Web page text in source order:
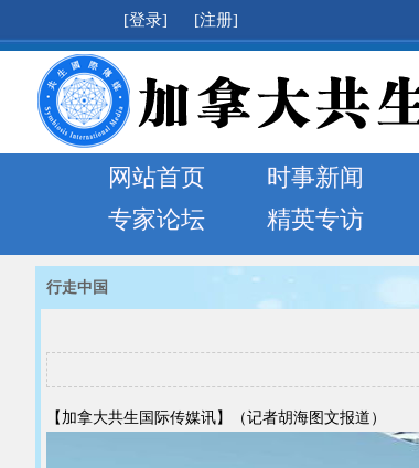
[登录] [注册]
网站首页 时事新闻
专家论坛
精英专访
行走中国
【加拿大共生国际传媒讯】（记者胡海图文报道）